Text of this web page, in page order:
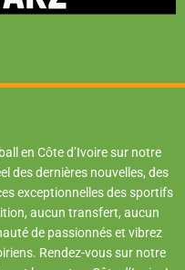
en Côte d’Ivoire sur notre
des dernières nouvelles, des
exceptionnelles des sportifs
aucun transfert, aucun
de passionnés et vibrez
Rendez-vous sur notre